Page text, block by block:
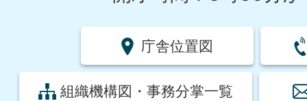
庁舎位置図
組織機構図・事務分掌一覧